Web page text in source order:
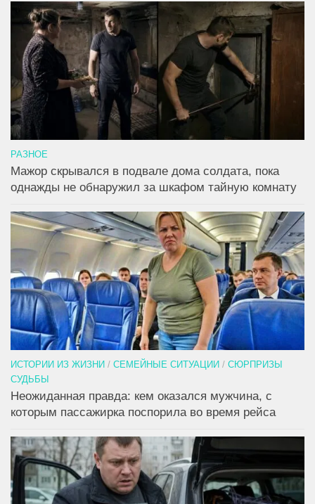
РАЗНОЕ
Мажор скрывался в подвале дома солдата, пока
однажды не обнаружил за шкафом тайную комнату
ИСТОРИИ ИЗ ЖИЗНИ / СЕМЕЙНЫЕ СИТУАЦИИ / СЮРПРИЗЫ
СУДЬБЫ
Неожиданная правда: кем оказался мужчина, с
которым пассажирка поспорила во время рейса